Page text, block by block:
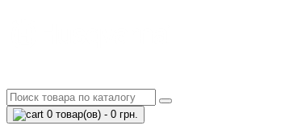
0 товар(ов) - 0 грн.